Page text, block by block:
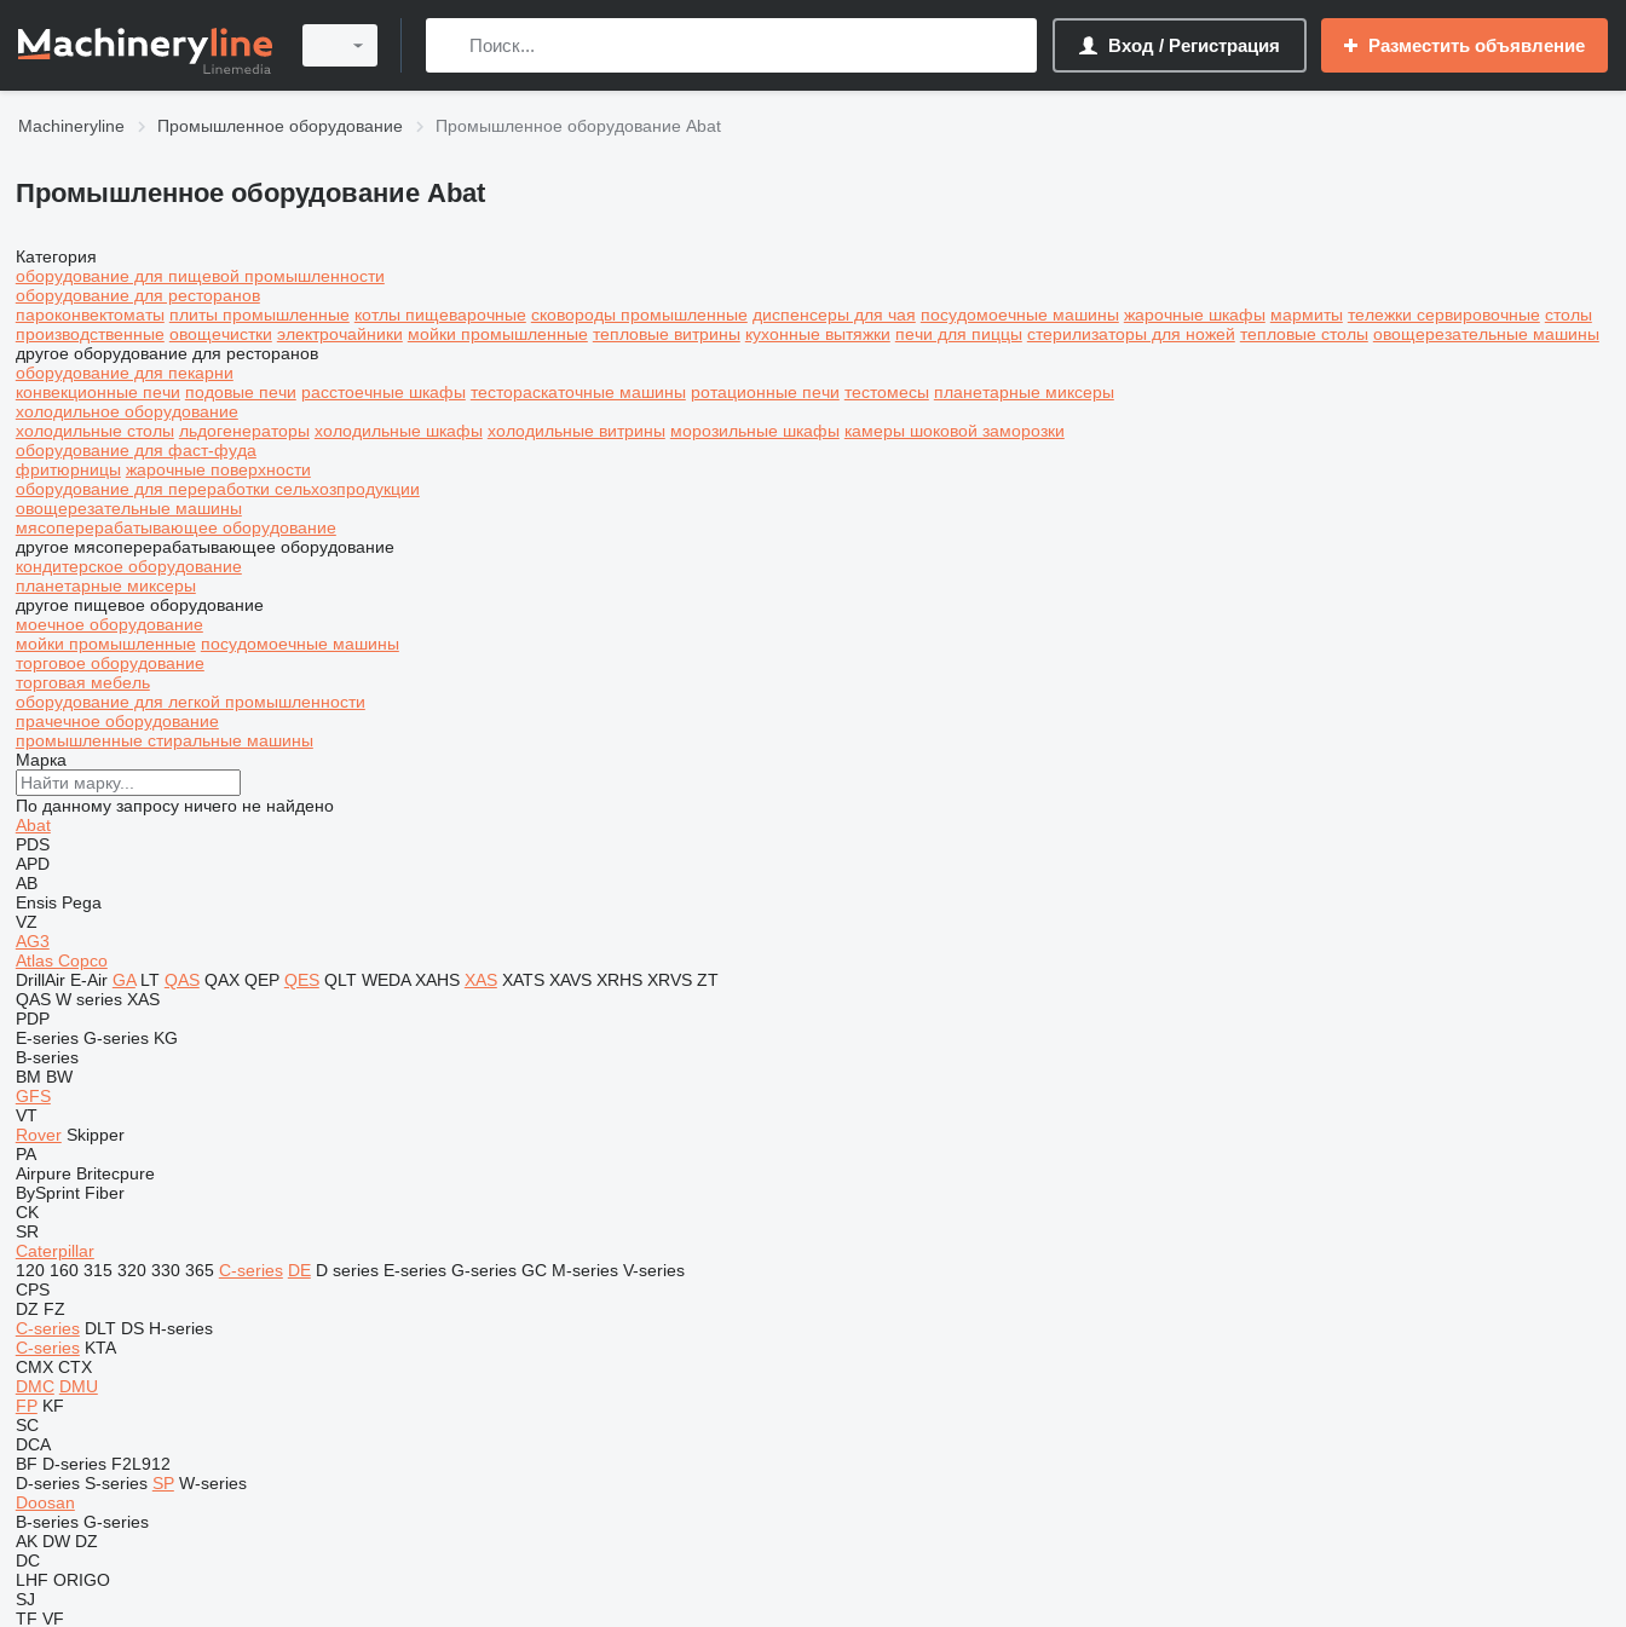
Вход / Регистрация Разместить объявление
Machineryline Промышленное оборудование Промышленное оборудование Abat
Промышленное оборудование Abat
Категория
оборудование для пищевой промышленности
оборудование для ресторанов
пароконвектоматы плиты промышленные котлы пищеварочные сковороды промышленные диспенсеры для чая посудомоечные машины жарочные шкафы мармиты тележки сервировочные столы
производственные овощечистки электрочайники мойки промышленные тепловые витрины кухонные вытяжки печи для пиццы стерилизаторы для ножей тепловые столы овощерезательные машины
другое оборудование для ресторанов
оборудование для пекарни
конвекционные печи подовые печи расстоечные шкафы тестораскаточные машины ротационные печи тестомесы планетарные миксеры
холодильное оборудование
холодильные столы льдогенераторы холодильные шкафы холодильные витрины морозильные шкафы камеры шоковой заморозки
оборудование для фаст-фуда
фритюрницы жарочные поверхности
оборудование для переработки сельхозпродукции
овощерезательные машины
мясоперерабатывающее оборудование
другое мясоперерабатывающее оборудование
кондитерское оборудование
планетарные миксеры
другое пищевое оборудование
моечное оборудование
мойки промышленные посудомоечные машины
торговое оборудование
торговая мебель
оборудование для легкой промышленности
прачечное оборудование
промышленные стиральные машины
Марка
По данному запросу ничего не найдено
Abat
PDS
APD
AB
Ensis Pega
VZ
AG3
Atlas Copco
DrillAir E-Air GA LT QAS QAX QEP QES QLT WEDA XAHS XAS XATS XAVS XRHS XRVS ZT
QAS W series XAS
PDP
E-series G-series KG
B-series
BM BW
GFS
VT
Rover Skipper
PA
Airpure Britecpure
BySprint Fiber
CK
SR
Caterpillar
120 160 315 320 330 365 C-series DE D series E-series G-series GC M-series V-series
CPS
DZ FZ
C-series DLT DS H-series
C-series KTA
CMX CTX
DMC DMU
FP KF
SC
DCA
BF D-series F2L912
D-series S-series SP W-series
Doosan
B-series G-series
AK DW DZ
DC
LHF ORIGO
SJ
TF VF